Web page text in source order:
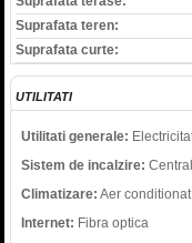
Suprafata teren:
Suprafata curte:
UTILITATI
Utilitati generale:
Sistem de incalzire:
Climatizare: Aer conditionat
Internet: Fibra optica